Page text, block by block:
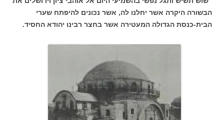
הבשורה היקרה אשר יחלנו לה, אשר נכונים להיפתח שערי
הבית-כנסת הגדולה המעטירה אשר בחצר רבינו יהודא החסיד.